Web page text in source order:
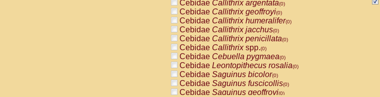
Cebidae Callithrix argentata(0)
Cebidae Callithrix geoffroyi(0)
Cebidae Callithrix humeralifer(0)
Cebidae Callithrix jacchus(0)
Cebidae Callithrix penicillata(0)
Cebidae Callithrixspp.(0)
Cebidae Cebuella pygmaea(0)
Cebidae Leontopithecus rosalia(0)
Cebidae Saguinus bicolor(0)
Cebidae Saguinus fuscicollis(0)
Cebidae Saguinus geoffroyi(0)